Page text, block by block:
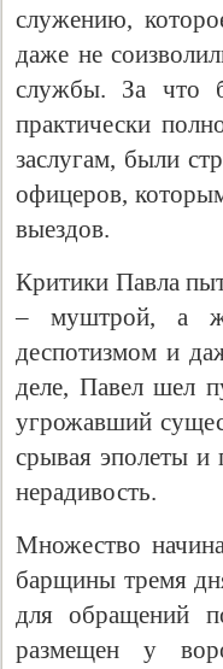
служению,
даже не
службы. За что
практически
заслугам, были
офицеров,
выездов.
Критики Павла
– муштрой, а
деспотизмом и
деле, Павел шел
угрожавший
срывая эполеты и
нерадивость.
Множество
барщины тремя
для обращений
размещен у